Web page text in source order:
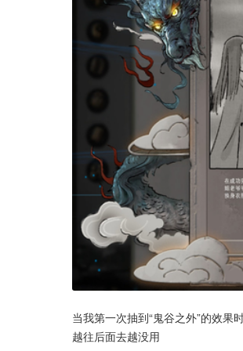
当我第一次抽到“鬼谷之外”的效
越往后面去越没用